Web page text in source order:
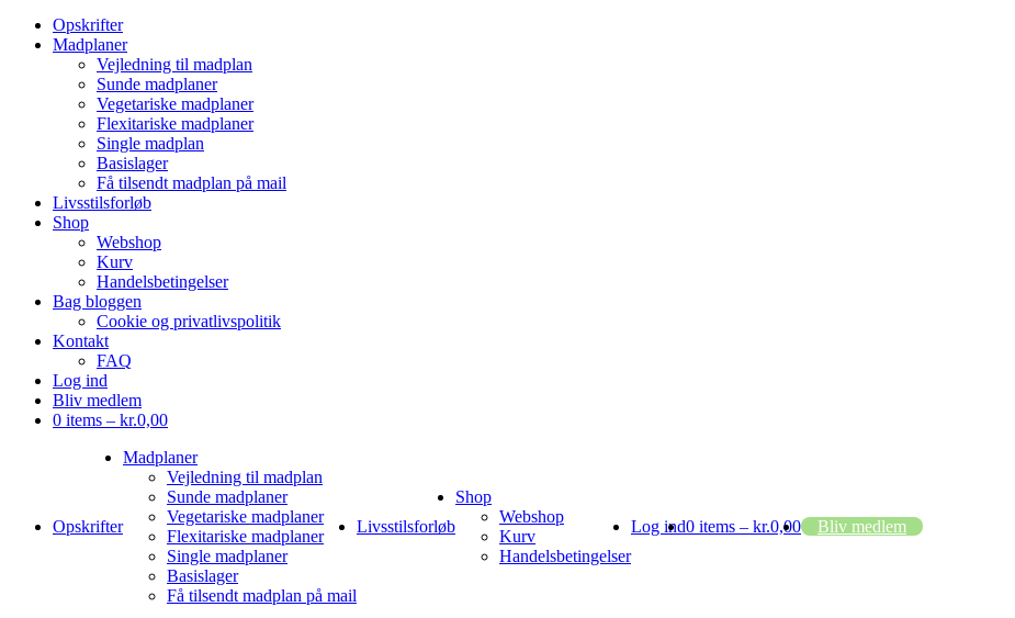
Opskrifter
Madplaner
Vejledning til madplan
Sunde madplaner
Vegetariske madplaner
Flexitariske madplaner
Single madplan
Basislager
Få tilsendt madplan på mail
Livsstilsforløb
Shop
Webshop
Kurv
Handelsbetingelser
Bag bloggen
Cookie og privatlivspolitik
Kontakt
FAQ
Log ind
Bliv medlem
0 items – kr.0,00
Opskrifter
Madplaner
Vejledning til madplan
Sunde madplaner
Vegetariske madplaner
Flexitariske madplaner
Single madplaner
Basislager
Få tilsendt madplan på mail
Livsstilsforløb
Shop
Webshop
Kurv
Handelsbetingelser
Log ind Bliv medlem
0 items – kr.0,00